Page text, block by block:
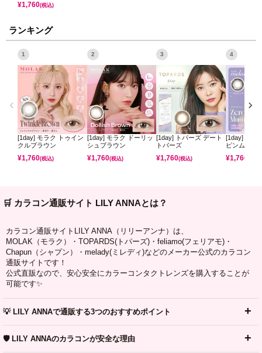
¥1,760(税込)
ランキング
1
[1day] モラク トゥイン
クルブラウン
¥1,760(税込)
2
[1day] モラク ドーリッ
シュブラウン
¥1,760(税込)
3
[1day] トパーズ デート
トパーズ
¥1,760(税込)
4
[1day] ミレ
ピンムーン
¥1,760
🛒 カラコン通販サイト LILY ANNAとは？
カラコン通販サイトLILY ANNA（リリーアンナ）は、
MOLAK（モラク）・TOPARDS(トパーズ)・feliamo(フェリアモ)・
Chapun（シャプン）・melady(ミレディ)などのメーカー公式のカラコン
通販サイトです！
公式直販なので、安心安全にカラーコンタクトレンズを購入することが
可能です✨
💡 LILY ANNAで通販する3つのおすすめポイント
🛡️ LILY ANNAのカラコンが安全な理由